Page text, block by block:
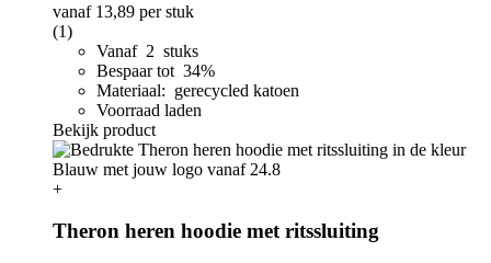
vanaf 13,89 per stuk
(1)
Vanaf 2 stuks
Bespaar tot 34%
Materiaal: gerecycled katoen
Voorraad laden
Bekijk product
+
Theron heren hoodie met ritssluiting